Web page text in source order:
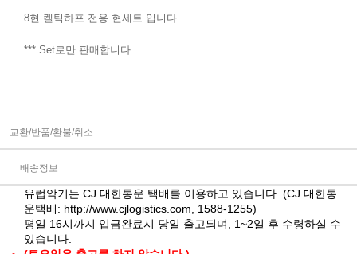
8현 켈틱하프 전용 현세트 입니다.
*** Set로만 판매합니다.
교환/반품/환불/취소
배송정보
유럽악기는 CJ 대한통운 택배를 이용하고 있습니다. (CJ 대한통
운택배: http://www.cjlogistics.com , 1588-1255)
평일 16시까지 입금완료시 당일 출고되며, 1~2일 후 수령하실 수
있습니다.